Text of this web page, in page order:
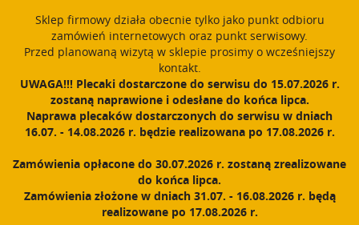
{dataLayer.push(arguments);} gtag('js', new Date()); gtag('config',
'UA-11892555-1');
PROUDLY MADE IN POLAND SINCE 1984 Polski
Zarejestruj się Zaloguj się 0
N
w
g
Sklep firmowy działa obecnie tylko jako punkt odbioru
zamówień internetowych oraz punkt serwisowy.
Przed planowaną wizytą w sklepie prosimy o wcześniejszy
kontakt.
UWAGA!!! Plecaki dostarczone do serwisu do 15.07.2026 r.
zostaną naprawione i odesłane do końca lipca.
Naprawa plecaków dostarczonych do serwisu w dniach
16.07. - 14.08.2026 r. będzie realizowana po 17.08.2026 r.
Zamówienia opłacone do 30.07.2026 r. zostaną zrealizowane
do końca lipca.
Zamówienia złożone w dniach 31.07. - 16.08.2026 r. będą
realizowane po 17.08.2026 r.